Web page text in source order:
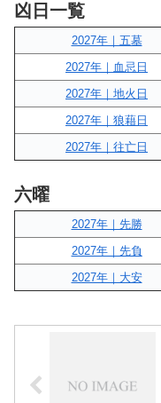
凶日一覧
2027年｜五墓
2027年｜血忌日
2027年｜地火日
2027年｜狼藉日
2027年｜往亡日
六曜
2027年｜先勝
2027年｜先負
2027年｜大安